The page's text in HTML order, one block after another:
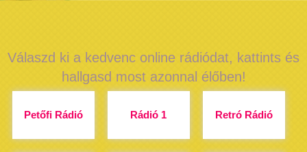
Válaszd ki a kedvenc online rádiódat, kattints és
hallgasd most azonnal élőben!
Petőfi Rádió Rádió 1 Retró Rádió